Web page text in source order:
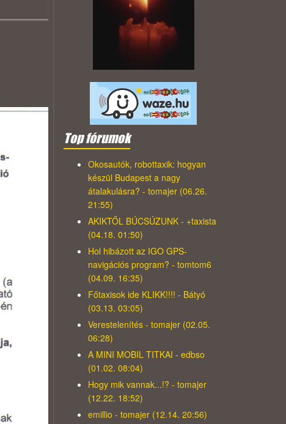
Top fórumok
Okosautók, robottaxik: hogyan
készül Budapest a nagy
átalakulásra? - tomajer (06.26.
21:55)
AKIKTŐL BÚCSÚZUNK - +taxista
(04.18. 01:50)
Hol hibázott az IGO GPS-
navigációs program? - tomtom6
(04.09. 16:35)
Főtaxisok ide KLIKK!!!! - Bátyó
(03.13. 03:05)
Verestelenítés - tomajer (02.05.
06:28)
A MINI MOBIL TITKAI - edbso
(01.02. 08:04)
Hogy mik vannak...!? - tomajer
(12.22. 18:52)
emillio - tomajer (12.14. 20:56)